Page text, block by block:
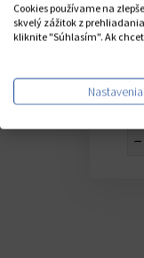
€ −
Cookies používame na
skvelý zážitok z
kliknite "Súhlasím". Ak
Nastavenia